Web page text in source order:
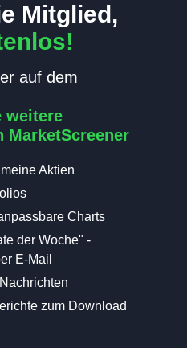
Mitglied,
auf dem
weitere
MarketScreener
Aktien
Charts
der Woche" -
E-Mail
zum Download